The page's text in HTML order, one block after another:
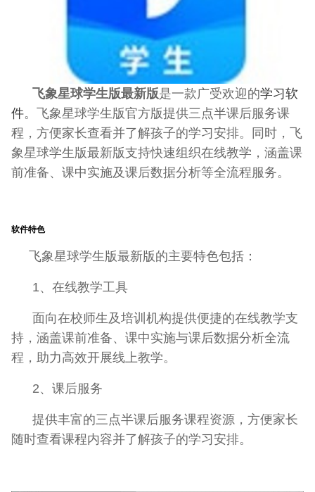
飞象星球学生版最新版是一款广受欢迎的学习软
件。飞象星球学生版官方版提供三点半课后服务课
程，方便家长查看并了解孩子的学习安排。同时，飞
象星球学生版最新版支持快速组织在线教学，涵盖课
前准备、课中实施及课后数据分析等全流程服务。
软件特色
飞象星球学生版最新版的主要特色包括：
1、在线教学工具
面向在校师生及培训机构提供便捷的在线教学支
持，涵盖课前准备、课中实施与课后数据分析全流
程，助力高效开展线上教学。
2、课后服务
提供丰富的三点半课后服务课程资源，方便家长
随时查看课程内容并了解孩子的学习安排。